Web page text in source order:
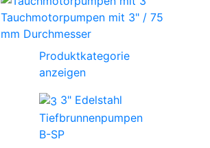
Tauchmotorpumpen mit 3" / 75
mm Durchmesser
Produktkategorie
anzeigen
3" Edelstahl
Tiefbrunnenpumpen
B-SP